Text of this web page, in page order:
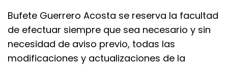
Bufete Guerrero Acosta se reserva la facultad
de efectuar siempre que sea necesario y sin
necesidad de aviso previo, todas las
modificaciones y actualizaciones de la